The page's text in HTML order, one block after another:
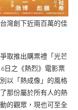
灣創下近兩百萬的佳
取推出購票禮「光芒
日之《熱烈》電影票
以「熱成像」的風格
那份屬於所有人的熱
的觀眾，現也可至全